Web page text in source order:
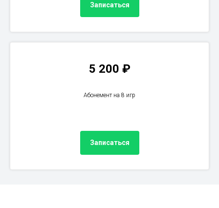
Записаться
5 200 ₽
Абонемент на 8 игр
Записаться